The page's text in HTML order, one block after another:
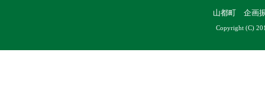
山都町 企画
Copyright (C)